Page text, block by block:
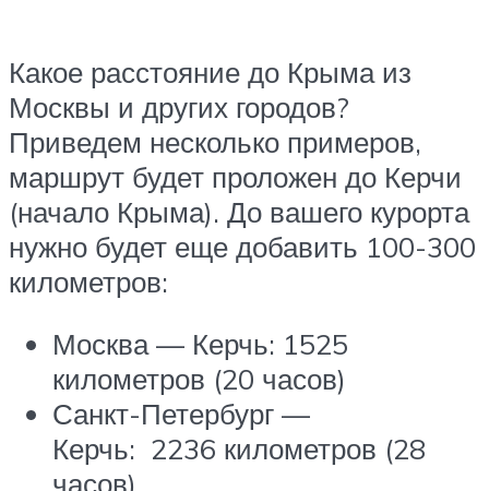
Какое расстояние до Крыма из
Москвы и других городов?
Приведем несколько примеров,
маршрут будет проложен до Керчи
(начало Крыма). До вашего курорта
нужно будет еще добавить 100-300
километров:
Москва — Керчь: 1525
километров (20 часов)
Санкт-Петербург —
Керчь: 2236 километров (28
часов)